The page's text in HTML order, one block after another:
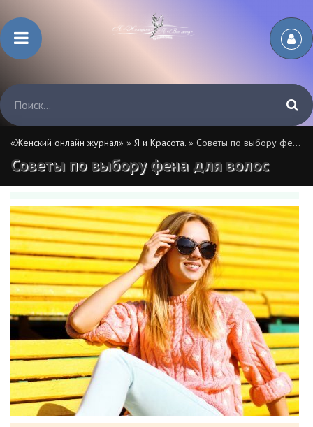
«Женский онлайн журнал» » Я и Красота. » Советы по выбору фена для волос
Советы по выбору фена для волос